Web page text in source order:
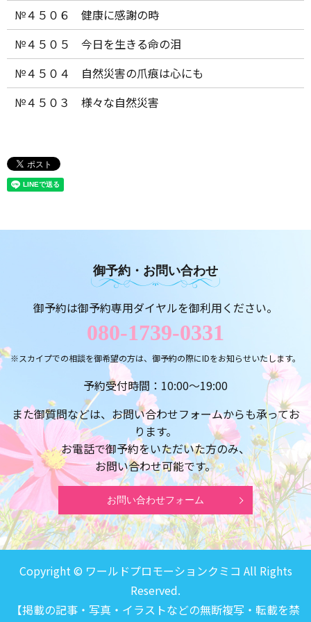
№４５０６ 健康に感謝の時
№４５０５ 今日を生きる命の泪
№４５０４ 自然災害の爪痕は心にも
№４５０３ 様々な自然災害
御予約・お問い合わせ
御予約は御予約専用ダイヤルを御利用ください。
080-1739-0331
※スカイプでの相談を御希望の方は、御予約の際にIDをお知らせいたします。
予約受付時間：10:00～19:00
また御質問などは、お問い合わせフォームからも承ってお
ります。
お電話で御予約をいただいた方のみ、
お問い合わせ可能です。
お問い合わせフォーム
Copyright © ワールドプロモーションクミコ All Rights
Reserved.
【掲載の記事・写真・イラストなどの無断複写・転載を禁